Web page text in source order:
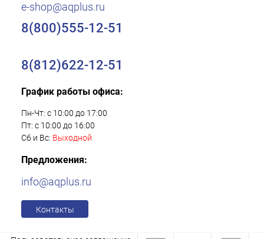
e-shop@aqplus.ru
8(800)555-12-51
8(812)622-12-51
График работы офиса:
Пн-Чт: с 10:00 до 17:00
Пт: с 10:00 до 16:00
Сб и Вс: Выходной
Предложения:
info@aqplus.ru
Контакты